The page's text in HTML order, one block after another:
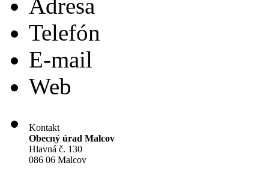
Adresa
Telefón
E-mail
Web
Kontakt
Obecný úrad Malcov
Hlavná č. 130
086 06 Malcov